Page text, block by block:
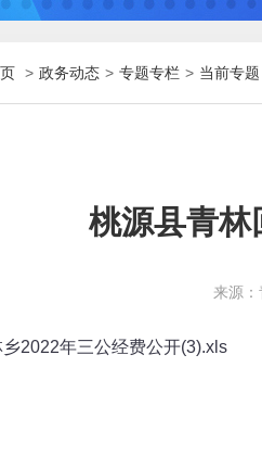
> 政务动态 > 专题专栏 > 当前专题
桃源县青林
来源
2022年三公经费公开(3).xls